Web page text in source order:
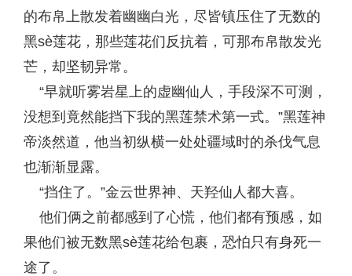
的布帛上散发着幽幽白光，尽皆镇压住了无数的
黑sè莲花，那些莲花们反抗着，可那布帛散发光
芒，却坚韧异常。
“早就听雾岩星上的虚幽仙人，手段深不可测，
没想到竟然能挡下我的黑莲禁术第一式。”黑莲神
帝淡然道，他当初纵横一处处疆域时的杀伐气息
也渐渐显露。
“挡住了。”金云世界神、天羟仙人都大喜。
他们俩之前都感到了心慌，他们都有预感，如
果他们被无数黑sè莲花给包裹，恐怕只有身死一
途了。